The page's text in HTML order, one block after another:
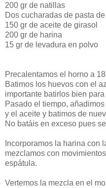
200 gr de natillas
Dos cucharadas de pasta
150 gr de aceite de girasol
200 gr de harina
15 gr de levadura en polvo
Precalentamos el horno a
Batimos los huevos con el
importante batirlos bien
Pasado el tiempo,
y el aceite y batimos de
No batáis en exceso pues
Incorporamos la harina con
mezclamos con
espátula.
Vertemos la mezcla en el